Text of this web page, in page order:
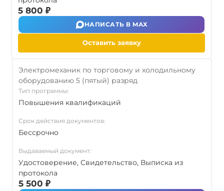
5 800 ₽
НАПИСАТЬ В MAX
Оставить заявку
Электромеханик по торговому и холодильному
оборудованию 5 (пятый) разряд
Тип программы:
Повышения квалификаций
Срок действия документов:
Бессрочно
Выдаваемый документ:
Удостоверение, Свидетельство, Выписка из
протокола
5 500 ₽